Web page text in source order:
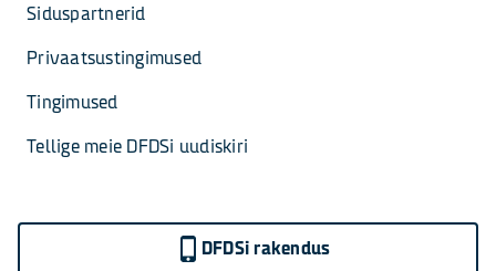
Siduspartnerid
Privaatsustingimused
Tingimused
Tellige meie DFDSi uudiskiri
DFDSi rakendus